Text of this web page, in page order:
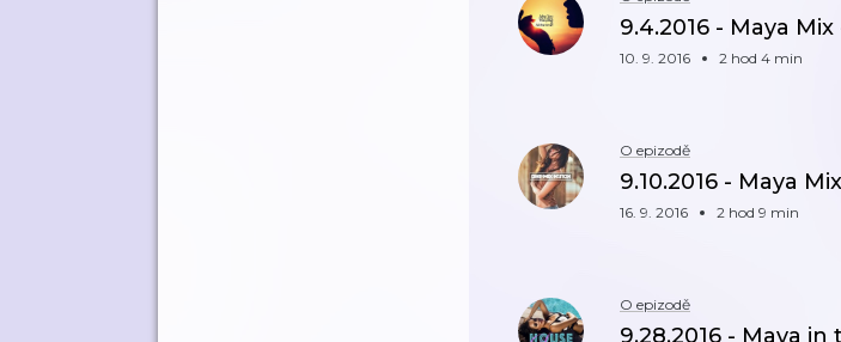
9.4.2016 - Maya
10. 9. 2016 2 hod 4 min
O epizodě
9.10.2016 - Maya
16. 9. 2016 2 hod 9 min
O epizodě
9.28.2016 - Maya